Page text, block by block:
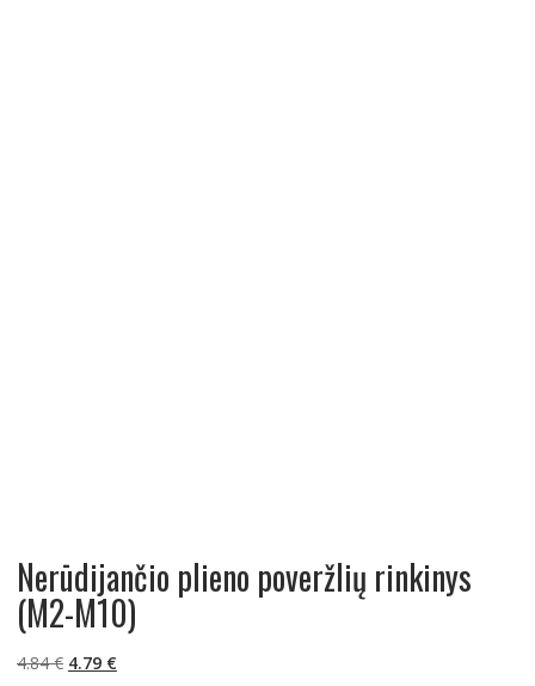
Nerūdijančio plieno poveržlių rinkinys
(M2-M10)
4.84€ Original
4.79 €Current